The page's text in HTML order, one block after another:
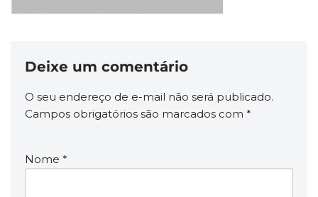
Deixe um comentário
O seu endereço de e-mail não será publicado.
Campos obrigatórios são marcados com *
Nome *